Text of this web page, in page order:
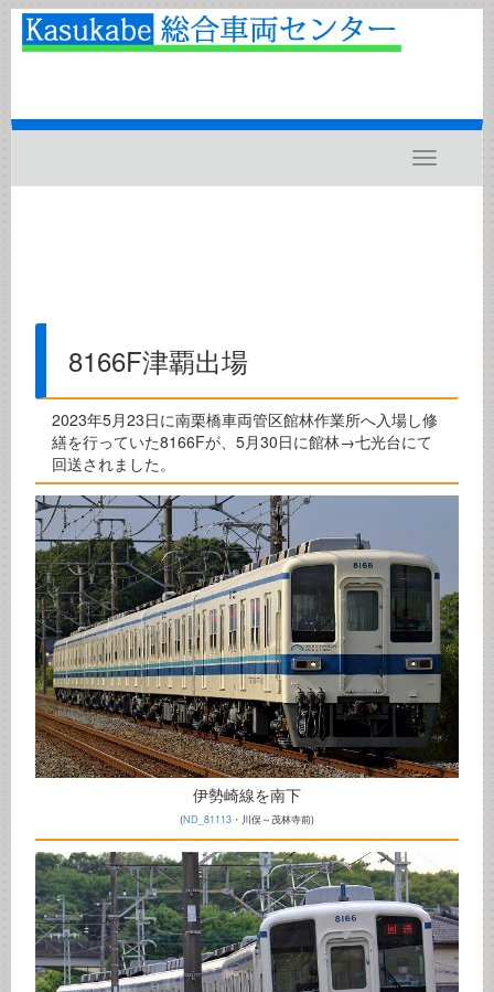
Toggle
navigation
8166F津覇出場
2023年5月23日に南栗橋車両管区館林作業所へ入場し修
繕を行っていた8166Fが、5月30日に館林→七光台にて
回送されました。
伊勢崎線を南下
(ND_81113 ・川俣～茂林寺前)